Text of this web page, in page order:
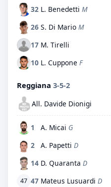
32 L. Benedetti M
26 S. Di Mario M
17 M. Tirelli
10 L. Cuppone F
Reggiana 3-5-2
All. Davide Dionigi
1 A. Micai G
2
A. Papetti D
14 D. Quaranta D
47 47 Mateus Lusuardi D